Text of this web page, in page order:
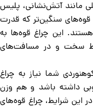
مانند آتش‌نشانی، پلیس
قوه‌های سنگین‌تر که قدرت
هستند. این چراغ قوه‌ها به
سخت و در مسافت‌های
شما نیاز به چراغ
داشته باشد و هم وزن
این شرایط، چراغ قوه‌های